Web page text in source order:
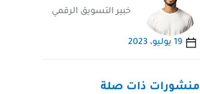
خبير التسويق الرقمي
19 يوليو، 2023
منشورات ذات صلة